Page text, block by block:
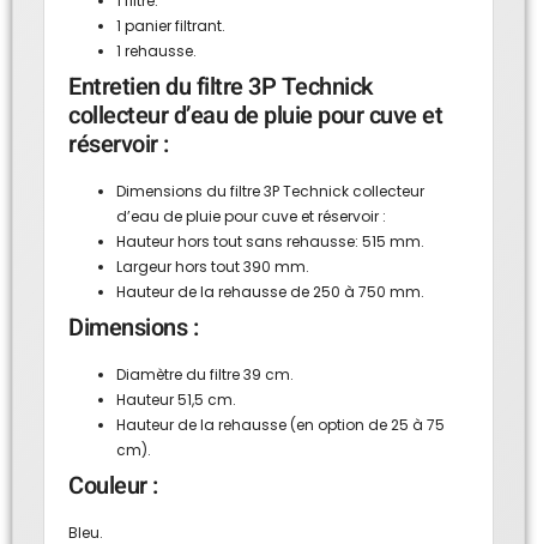
1 panier filtrant.
1 rehausse.
Entretien du filtre 3P Technick
collecteur d’eau de pluie pour cuve et
réservoir :
Dimensions du filtre 3P Technick collecteur
d’eau de pluie pour cuve et réservoir :
Hauteur hors tout sans rehausse: 515 mm.
Largeur hors tout 390 mm.
Hauteur de la rehausse de 250 à 750 mm.
Dimensions :
Diamètre du filtre 39 cm.
Hauteur 51,5 cm.
Hauteur de la rehausse (en option de 25 à 75
cm).
Couleur :
Bleu.